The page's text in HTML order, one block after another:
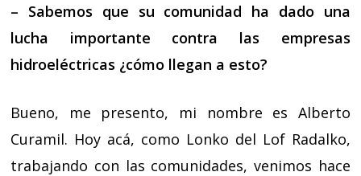
– Sabemos que su comunidad ha dado una
lucha importante contra las empresas
hidroeléctricas ¿cómo llegan a esto?
Bueno, me presento, mi nombre es Alberto
Curamil. Hoy acá, como Lonko del Lof Radalko,
trabajando con las comunidades, venimos hace